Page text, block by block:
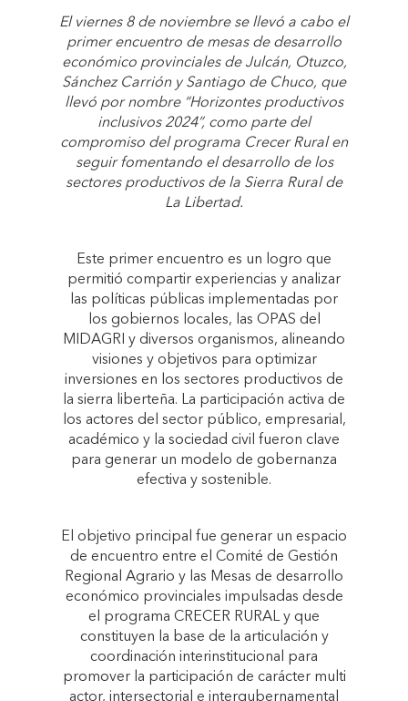
El viernes 8 de noviembre se llevó a cabo el
primer encuentro de mesas de desarrollo
económico provinciales de Julcán, Otuzco,
Sánchez Carrión y Santiago de Chuco, que
llevó por nombre “Horizontes productivos
inclusivos 2024”, como parte del
compromiso del programa Crecer Rural en
seguir fomentando el desarrollo de los
sectores productivos de la Sierra Rural de
La Libertad.
Este primer encuentro es un logro que
permitió compartir experiencias y analizar
las políticas públicas implementadas por
los gobiernos locales, las OPAS del
MIDAGRI y diversos organismos, alineando
visiones y objetivos para optimizar
inversiones en los sectores productivos de
la sierra liberteña. La participación activa de
los actores del sector público, empresarial,
académico y la sociedad civil fueron clave
para generar un modelo de gobernanza
efectiva y sostenible.
El objetivo principal fue generar un espacio
de encuentro entre el Comité de Gestión
Regional Agrario y las Mesas de desarrollo
económico provinciales impulsadas desde
el programa CRECER RURAL y que
constituyen la base de la articulación y
coordinación interinstitucional para
promover la participación de carácter multi
actor, intersectorial e intergubernamental